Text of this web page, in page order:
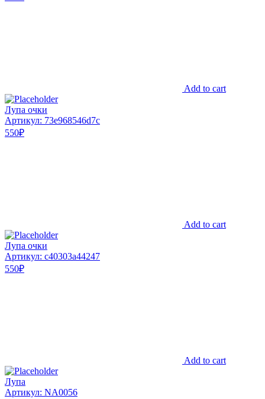
Add to cart
Лупа очки
Артикул: 73e968546d7c
550₽
Add to cart
Лупа очки
Артикул: c40303a44247
550₽
Add to cart
Лупа
Артикул: NA0056